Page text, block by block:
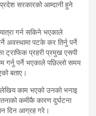
सरकारको आम्दानी हुने
गर्न सकिने भएकाले
अवस्थामा पटके कर तिर्नु पर्ने
ट्राफिक प्रहरी प्रमुख एसपी
गर्नु पर्ने भएकाले पछिल्लो समय
बताए।
काम भएको उनको भनाइ
कमीकै कारण दुर्घटना
दिन आग्रह गरे।